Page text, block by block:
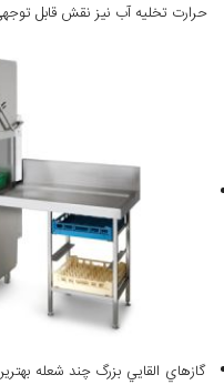
حرارت تخليه آب نيز نقش قابل
گازهاي القايي بزرگ چند شعله